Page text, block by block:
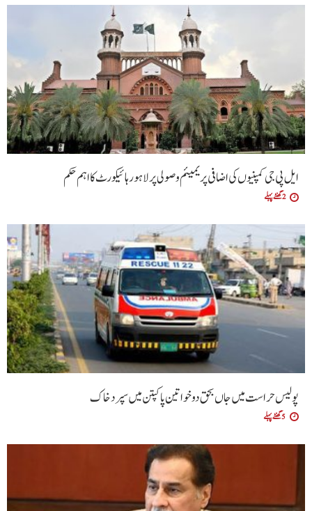
ایل پی جی کمپنیوں کی اضافی پریمیئم وصولی پر لاہور ہائیکورٹ کا اہم حکم
2 گھنٹے پہلے
پولیس حراست میں جاں بحق دو خواتین پاکپتن میں سپرد خاک
5 گھنٹے پہلے